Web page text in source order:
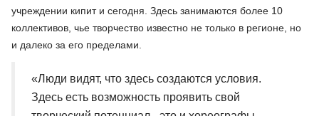
учреждении кипит и сегодня. Здесь занимаются более 10
коллективов, чье творчество известно не только в регионе, но
и далеко за его пределами.
«Люди видят, что здесь создаются условия.
Здесь есть возможность проявить свой